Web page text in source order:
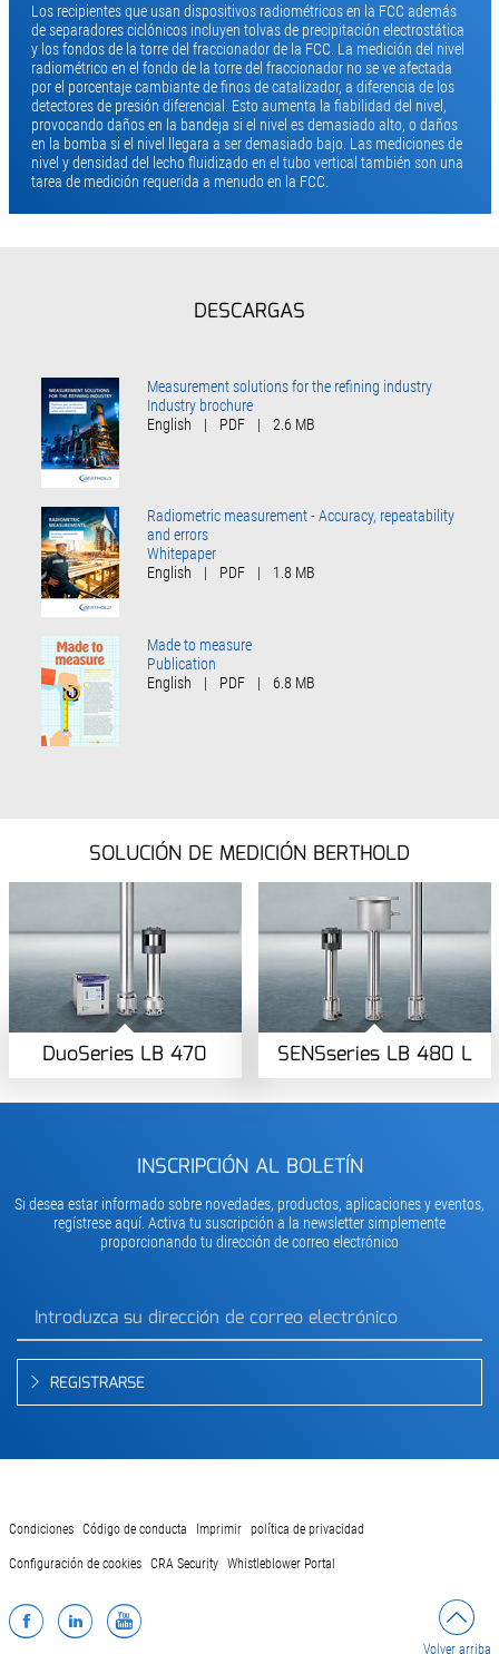
Los recipientes que usan dispositivos radiométricos en la FCC además
de separadores ciclónicos incluyen tolvas de precipitación electrostática
y los fondos de la torre del fraccionador de la FCC. La medición del nivel
radiométrico en el fondo de la torre del fraccionador no se ve afectada
por el porcentaje cambiante de finos de catalizador, a diferencia de los
detectores de presión diferencial. Esto aumenta la fiabilidad del nivel,
provocando daños en la bandeja si el nivel es demasiado alto, o daños
en la bomba si el nivel llegara a ser demasiado bajo. Las mediciones de
nivel y densidad del lecho fluidizado en el tubo vertical también son una
tarea de medición requerida a menudo en la FCC.
DESCARGAS
Measurement solutions for the refining industry
Industry brochure
English
| PDF | 2.6 MB
Radiometric measurement - Accuracy, repeatability
and errors
Whitepaper
English
| PDF | 1.8 MB
Made to measure
Publication
English
| PDF | 6.8 MB
SOLUCIÓN DE MEDICIÓN BERTHOLD
DuoSeries LB 470 SENSseries LB 480 L
INSCRIPCIÓN AL BOLETÍN
Si desea estar informado sobre novedades, productos, aplicaciones y eventos,
regístrese aquí. Activa tu suscripción a la newsletter simplemente
proporcionando tu dirección de correo electrónico
REGISTRARSE
Condiciones Código de conducta Imprimir política de privacidad
Configuración de cookies CRA Security Whistleblower Portal
Facebook
LinkedInYouTube
Volver arriba